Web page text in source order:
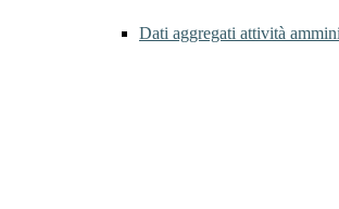
Dati aggregati attività